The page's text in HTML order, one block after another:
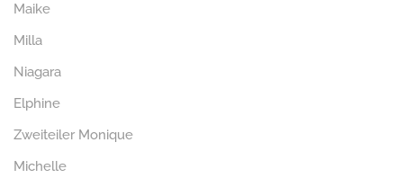
Maike
Milla
Niagara
Elphine
Zweiteiler Monique
Michelle